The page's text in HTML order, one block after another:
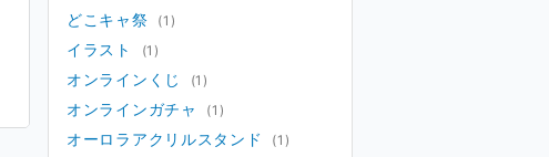
どこキャ祭 (1)
イラスト (1)
オンラインくじ (1)
オンラインガチャ (1)
オーロラアクリルスタンド (1)